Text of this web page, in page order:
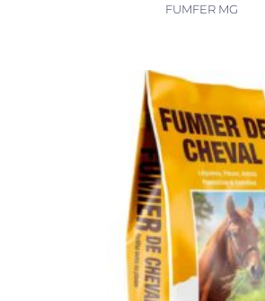
FUMFER MG